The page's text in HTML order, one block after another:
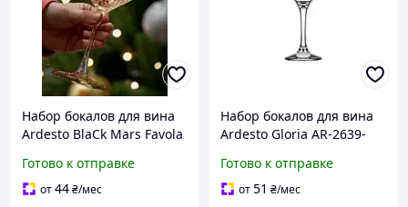
Набор бокалов для вина
Ardesto BlaСk Mars Favola
хорошее качество
Готово к отправке
от44₴/мес
Набор бокалов для вина
Ardesto Gloria AR-2639-
качество
Готово к отправке
от51 ₴/мес